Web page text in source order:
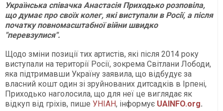
Українська співачка Анастасія Приходько розповіла,
що думає про своїх колег, які виступали в Росії, а після
початку повномасштабної війни швидко
"перевзулися".
Щодо зміни позиції тих артистів, які після 2014 року
виступали на території Росії, зокрема Світлани Лободи,
яка підтримавши Україну заявила, що відбудує за
власний кошт один зі зруйнованих дитсадків в Ірпені,
Приходько наголосила, що для неї це виглядає як
відкуп від гріхів, пише УНІАН, інформує UAINFO.org.